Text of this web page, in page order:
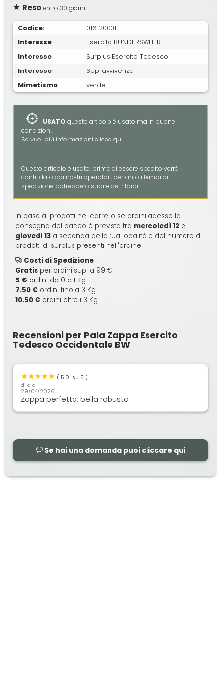
Resoentro 30 giorni
Codice:
016120001
Interesse
Esercito BUNDERSWHER
Interesse
Surplus Esercito Tedesco
Interesse
Sopravvivenza
Mimetismo
verde
USATO questo articolo è usato ma in buone
condizioni.
Se vuoi più informazioni cliccaqui.
Questo articolo é usato, prima di essere spedito verrà
controllato dai nostri operatori, pertanto i tempi di
spedizione potrebbero subire dei ritardi.
In base ai prodotti nel carrello se ordini adesso la
consegna del pacco è prevista tra mercoledì 12 e
giovedì 13 a seconda della tua località e del numero di
prodotti di surplus presenti nell'ordine
Costi di Spedizione
Gratis per ordini sup. a 99 €
5 € ordini da 0 a 1 Kg
7.50 € ordini fino a 3 Kg
10.50 € ordini oltre i 3 Kg
Recensioni per Pala Zappa Esercito
Tedesco Occidentale BW
( 5.0 su 5 )
dia a
29/04/2026
Zappa perfetta, bella robusta
Se hai una domanda puoi cliccare qui